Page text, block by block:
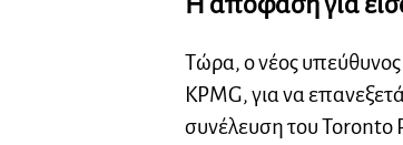
Τώρα, ο νέος υπεύθυνος
KPMG, για να
συνέλευση του Toronto